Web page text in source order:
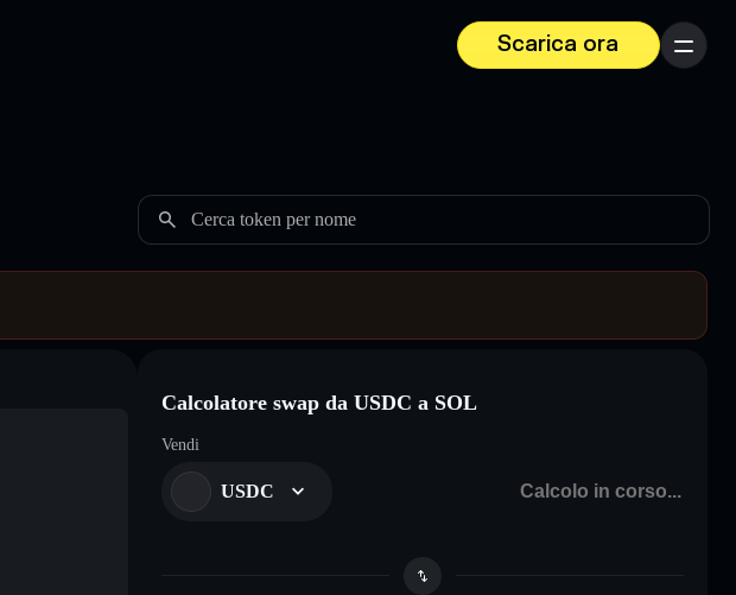
Scarica ora
Menu
Cerca token per nome
Calcolatore swap da USDC a SOL
Vendi
USDC